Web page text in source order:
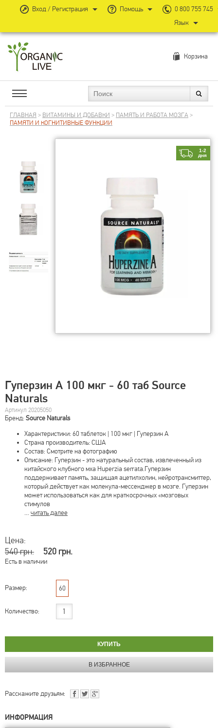
Корзина
ГЛАВНАЯ > ВИТАМИНЫ И ДОБАВКИ > ПАМЯТЬ И РАБОТА МОЗГА>
ПАМЯТИ И КОГНИТИВНЫЕ ФУНКЦИИ
1-2
дня
Гуперзин А 100 мкг - 60 таб Source
Naturals
Артикул 20205050
Бренд: Source Naturals
Характеристики: 60 таблеток | 100 мкг | Гуперзин А
Страна производитель: США
Состав: Смотрите на фотографию
Описание: Гуперзин - это натуральный состав, извлеченный из
китайского клубного мха Huperzia serrata.Гуперзин
поддерживает память, защищая ацетилхолин, нейротрансмиттер,
который действует как молекула-мессенджер в мозге. Гуперзин
может использоваться как для краткосрочных «мозговых
стимулов
… читать далее
Цена:
540 грн.
520 грн.
Есть в наличии
Размер: 60
Количество:
Расскажите друзьям:
ИНФОРМАЦИЯ
Вход / Регистрация Помощь
0 800 755 745
Язык